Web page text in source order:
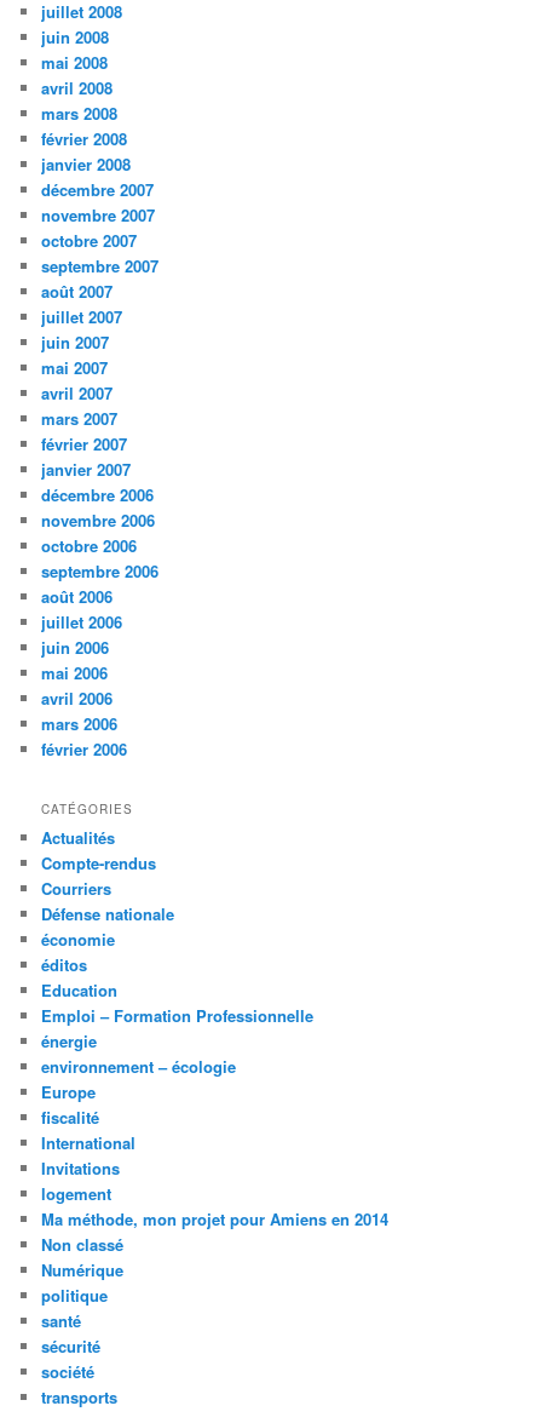
juillet 2008
juin 2008
mai 2008
avril 2008
mars 2008
février 2008
janvier 2008
décembre 2007
novembre 2007
octobre 2007
septembre 2007
août 2007
juillet 2007
juin 2007
mai 2007
avril 2007
mars 2007
février 2007
janvier 2007
décembre 2006
novembre 2006
octobre 2006
septembre 2006
août 2006
juillet 2006
juin 2006
mai 2006
avril 2006
mars 2006
février 2006
CATÉGORIES
Actualités
Compte-rendus
Courriers
Défense nationale
économie
éditos
Education
Emploi – Formation Professionnelle
énergie
environnement – écologie
Europe
fiscalité
International
Invitations
logement
Ma méthode, mon projet pour Amiens en 2014
Non classé
Numérique
politique
santé
sécurité
société
transports